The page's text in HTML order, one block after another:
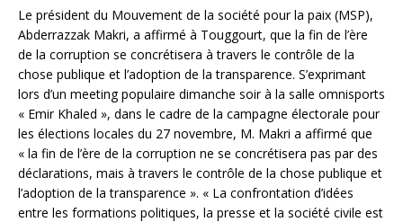
Le président du Mouvement de la société pour la paix (MSP),
Abderrazzak Makri, a affirmé à Touggourt, que la fin de l’ère
de la corruption se concrétisera à travers le contrôle de la
chose publique et l’adoption de la transparence. S’exprimant
lors d’un meeting populaire dimanche soir à la salle omnisports
« Emir Khaled », dans le cadre de la campagne électorale pour
les élections locales du 27 novembre, M. Makri a affirmé que
« la fin de l’ère de la corruption ne se concrétisera pas par des
déclarations, mais à travers le contrôle de la chose publique et
l’adoption de la transparence ». « La confrontation d’idées
entre les formations politiques, la presse et la société civile est